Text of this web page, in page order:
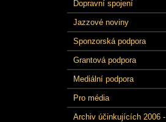
Dopravní spojení
Jazzové noviny
Sponzorská podpora
Grantová podpora
Mediální podpora
Pro média
Archiv účinkujících 2006 -